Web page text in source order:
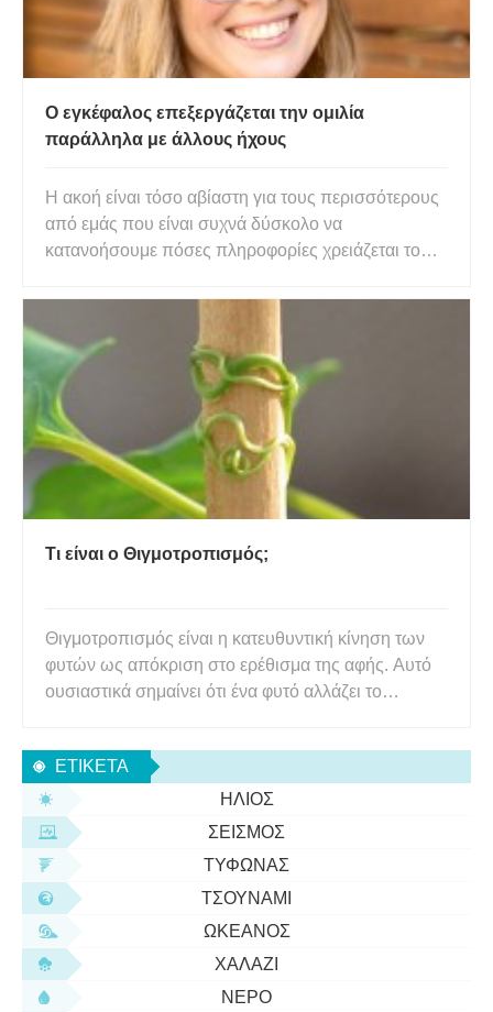
Ο εγκέφαλος επεξεργάζεται την ομιλία
παράλληλα με άλλους ήχους
Η ακοή είναι τόσο αβίαστη για τους περισσότερους
από εμάς που είναι συχνά δύσκολο να
κατανοήσουμε πόσες πληροφορίες χρειάζεται το
επεξεργαστεί και να ξεμπερδέψει. Πρέπει να
λαμβάνει εισερχόμενους ήχους και να τους
μεταμορφώνει στα ακουστικά αντικείμενα που αντι
Τι είναι ο Θιγμοτροπισμός;
Θιγμοτροπισμός είναι η κατευθυντική κίνηση των
φυτών ως απόκριση στο ερέθισμα της αφής. Αυτό
ουσιαστικά σημαίνει ότι ένα φυτό αλλάζει το
εξωτερικού ερεθίσματος αφής. Ο θιγμοτροπισμός
ορίζεται ως η κατευθυντική κίνηση των
ΕΤΙΚΈΤΑ
ΉΛΙΟΣ
ΣΕΙΣΜΌΣ
ΤΥΦΏΝΑΣ
ΤΣΟΥΝΆΜΙ
ΩΚΕΑΝΌΣ
ΧΑΛΆΖΙ
ΝΕΡΌ